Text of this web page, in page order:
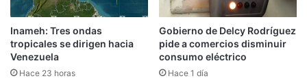
Inameh: Tres ondas
tropicales se dirigen hacia
Venezuela
Hace 23 horas
Gobierno de Delcy Rodríguez
pide a comercios disminuir
consumo eléctrico
Hace 1 día